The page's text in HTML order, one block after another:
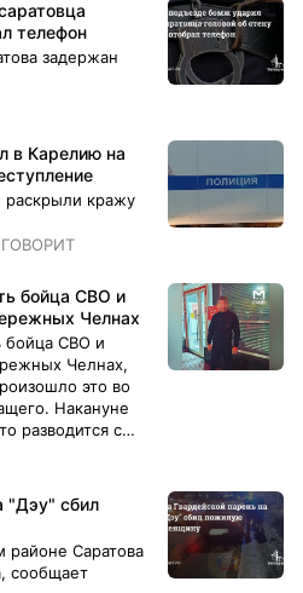
телефон
задержан
в Карелию на
раскрыли кражу
ГОВОРИТ
бойца СВО и
Челнах
бойца СВО и
Челнах,
это во
Накануне
разводится с
из Средней
но не застал
с собой отца
искать ее на
В итоге
По камерам
"Дэу" сбил
районе Саратова
сообщает